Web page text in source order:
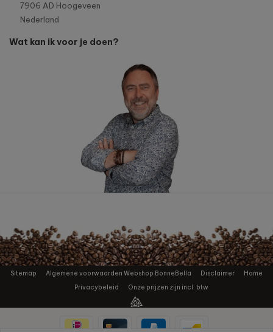
7906 AD Hoogeveen
Nederland
Wat kan ik voor je doen?
Sitemap Algemene voorwaarden Webshop BonneBella Disclaimer
Home
Privacybeleid
Onze prijzen zijn incl. btw